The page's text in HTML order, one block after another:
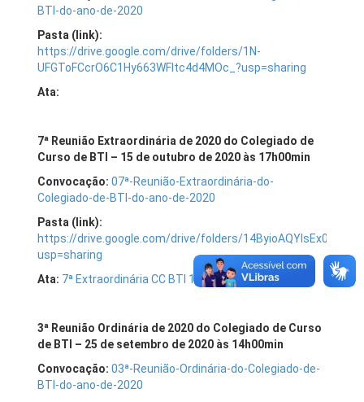
BTI-do-ano-de-2020
Pasta (link):
https://drive.google.com/drive/folders/1N-
UFGToFCcrO6C1Hy663WFltc4d4MOc_?usp=sharing
Ata:
7ª Reunião Extraordinária de 2020 do Colegiado de
Curso de BTI – 15 de outubro de 2020 às 17h00min
Convocação: 07ª-Reunião-Extraordinária-do-
Colegiado-de-BTI-do-ano-de-2020
Pasta (link):
https://drive.google.com/drive/folders/
usp=sharing
Ata: 7ª Extraordinária CC BTI 15_10_2020-aprovada
3ª Reunião Ordinária de 2020 do Colegiado de Curso
de BTI – 25 de setembro de 2020 às 14h00min
Convocação: 03ª-Reunião-Ordinária-do-Colegiado-de-
BTI-do-ano-de-2020